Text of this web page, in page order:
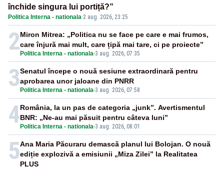
închide singura lui portiță?”
Politica Interna - nationala·2 aug. 2026, 23:25
2 Politica Interna - nationala-3 aug. 2026, 07:35
Miron Mitrea: „Politica nu se face pe care e mai frumos,
care înjură mai mult, care țipă mai tare, ci pe proiecte”
3 Politica Interna - nationala-3 aug. 2026, 07:58
Senatul începe o nouă sesiune extraordinară pentru
aprobarea unor jaloane din PNRR
4 Politica Interna - nationala-3 aug. 2026, 08:01
România, la un pas de categoria „junk”. Avertismentul
BNR: „Ne-au mai păsuit pentru câteva luni”
5Ana Maria Păcuraru demască planul lui Bolojan. O nouă
ediție explozivă a emisiunii „Miza Zilei” la Realitatea
PLUS